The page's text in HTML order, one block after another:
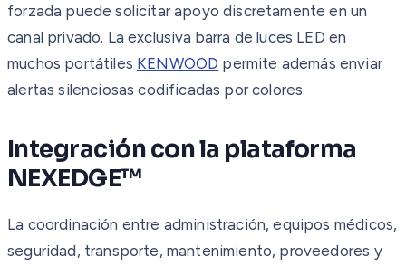
forzada puede solicitar apoyo discretamente en un
canal privado. La exclusiva barra de luces LED en
muchos portátiles KENWOOD permite además enviar
alertas silenciosas codificadas por colores.
Integración con la plataforma
NEXEDGE™
La coordinación entre administración, equipos médicos,
seguridad, transporte, mantenimiento, proveedores y